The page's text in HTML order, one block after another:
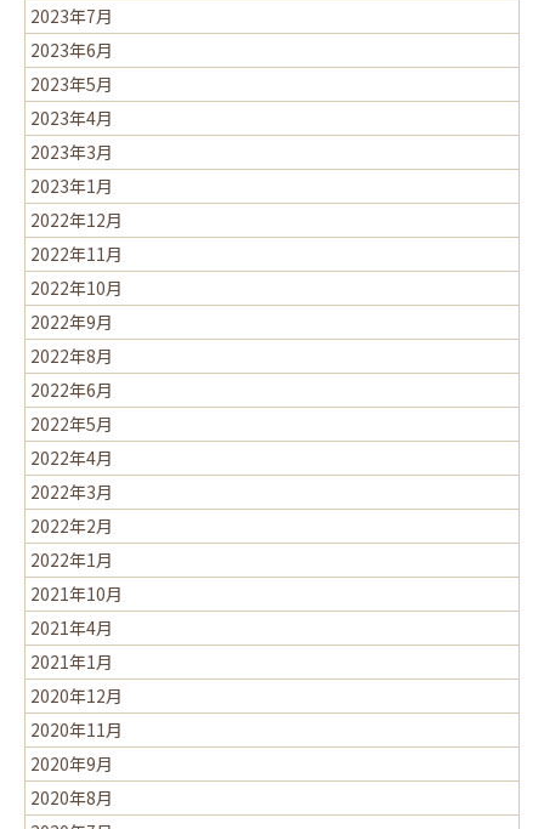
2023年7月
2023年6月
2023年5月
2023年4月
2023年3月
2023年1月
2022年12月
2022年11月
2022年10月
2022年9月
2022年8月
2022年6月
2022年5月
2022年4月
2022年3月
2022年2月
2022年1月
2021年10月
2021年4月
2021年1月
2020年12月
2020年11月
2020年9月
2020年8月